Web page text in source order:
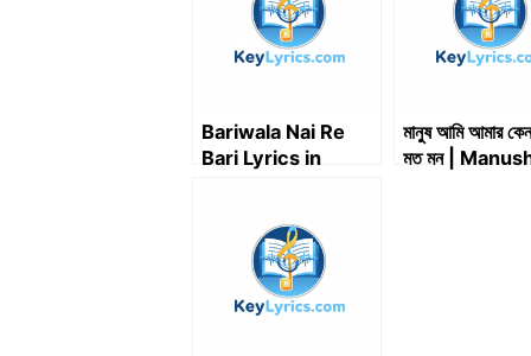
Bariwala Nai Re
Bari Lyrics in
মানুষ আমি আমার কেন
মত মন |